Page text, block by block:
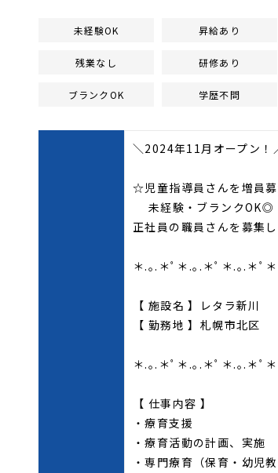
未経験OK 昇給あり
残業なし 研修あり
ブランクOK 学歴不問
＼2024年11月オープン！
☆児童指導員さんを増員
未経験・ブランクOK◎
正社員の職員さんを募集
＊.｡.＊ﾟ＊.｡.＊ﾟ＊.｡.＊ﾟ＊
【 施設名 】レタラ新川
【 勤務地 】札幌市北区
＊.｡.＊ﾟ＊.｡.＊ﾟ＊.｡.＊ﾟ＊
【 仕事内容 】
・療育支援
・療育活動の計画、実施
・専門療育（保育・幼児